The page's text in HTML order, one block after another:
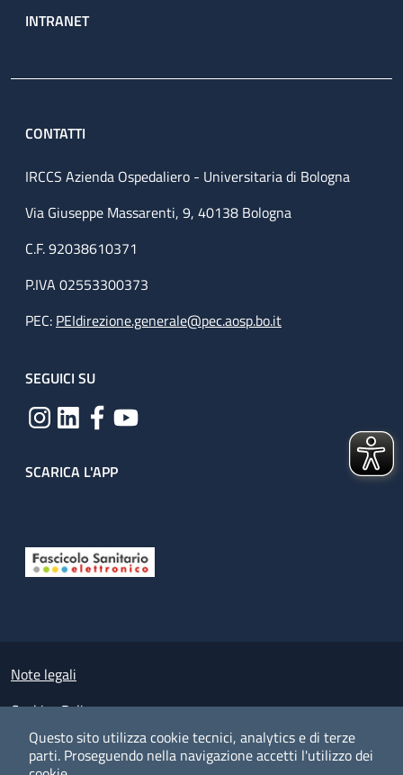
Questo sito utilizza cookie tecnici, analytics e di terze
parti. Proseguendo nella navigazione accetti l'utilizzo dei
INTRANET
CONTATTI
IRCCS Azienda Ospedaliero - Universitaria di Bologna
Via Giuseppe Massarenti, 9, 40138 Bologna
C.F. 92038610371
P.IVA 02553300373
PEC: PEIdirezione.generale@pec.aosp.bo.it
SEGUICI SU
SCARICA L'APP
Small prints
Note legali
Cookies Policy
Policy privacy e protezione del dato personale